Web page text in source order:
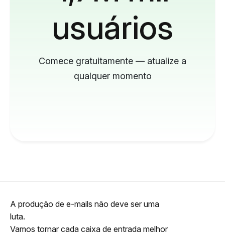
usuários
Comece gratuitamente — atualize a
qualquer momento
A produção de e-mails não deve ser uma
luta.
Vamos tornar cada caixa de entrada melhor